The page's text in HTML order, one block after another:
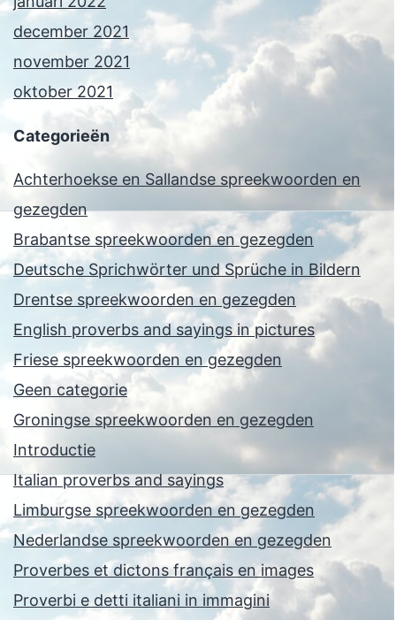
december 2021
november 2021
oktober 2021
Categorieën
Achterhoekse en Sallandse spreekwoorden en
gezegden
Brabantse spreekwoorden en gezegden
Deutsche Sprichwörter und Sprüche in Bildern
Drentse spreekwoorden en gezegden
English proverbs and sayings in pictures
Friese spreekwoorden en gezegden
Geen categorie
Groningse spreekwoorden en gezegden
Introductie
Italian proverbs and sayings
Limburgse spreekwoorden en gezegden
Nederlandse spreekwoorden en gezegden
Proverbes et dictons français en images
Proverbi e detti italiani in immagini